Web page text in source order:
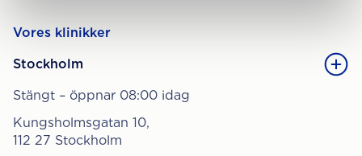
Vores klinikker
Stockholm
Stängt – öppnar 08:00 idag
Kungsholmsgatan 10,
112 27 Stockholm